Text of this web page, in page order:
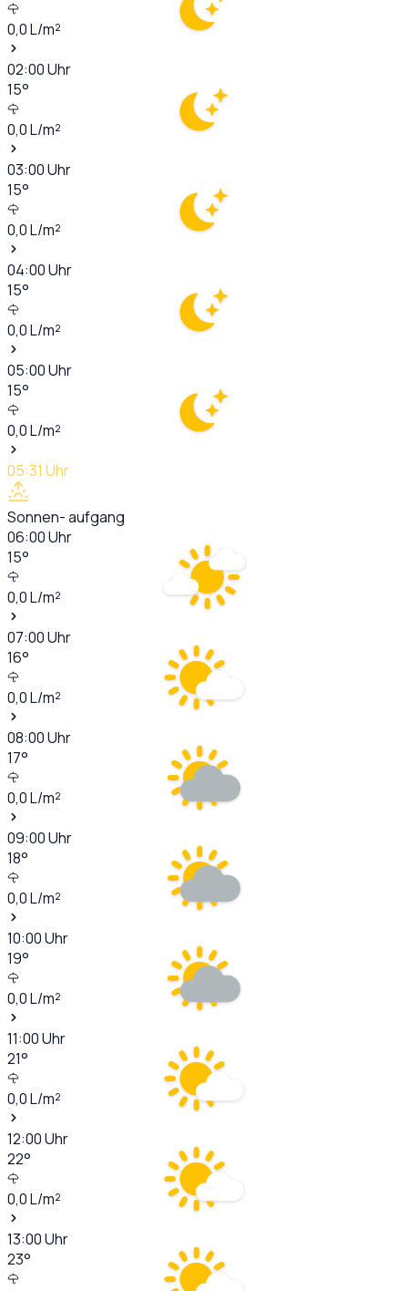
0,0L/m²
02:00Uhr
15°
0,0L/m²
03:00Uhr
15°
0,0L/m²
04:00Uhr
15°
0,0L/m²
05:00Uhr
15°
0,0L/m²
05:31 Uhr
Sonnen- aufgang
06:00Uhr
15°
0,0L/m²
07:00Uhr
16°
0,0L/m²
08:00Uhr
17°
0,0L/m²
09:00Uhr
18°
0,0L/m²
10:00Uhr
19°
0,0L/m²
11:00Uhr
21°
0,0L/m²
12:00Uhr
22°
0,0L/m²
13:00Uhr
23°